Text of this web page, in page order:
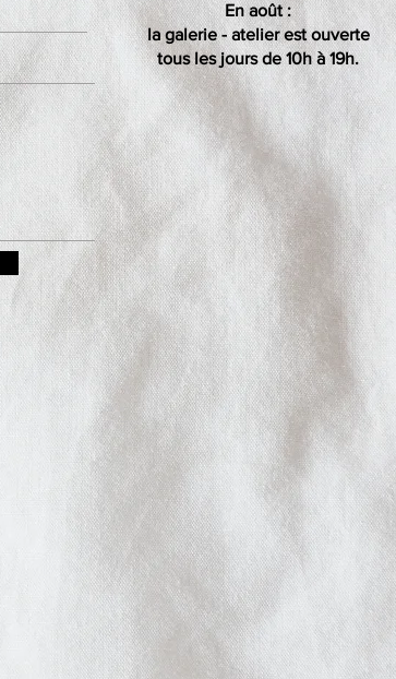
En août :
la galerie - atelier est ouverte
tous les jours de 10h à 19h.